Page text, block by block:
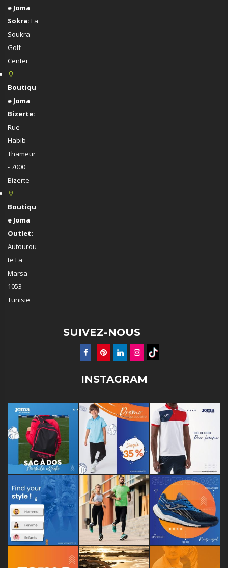
e Joma
Sokra: La
Soukra
Golf
Center
Boutiqu
e Joma
Bizerte:
Rue
Habib
Thameur
- 7000
Bizerte
Boutiqu
e Joma
Outlet:
Autourou
te La
Marsa -
1053
Tunisie
SUIVEZ-NOUS
INSTAGRAM